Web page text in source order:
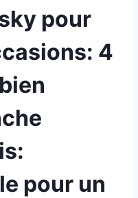
pour
4
pour un